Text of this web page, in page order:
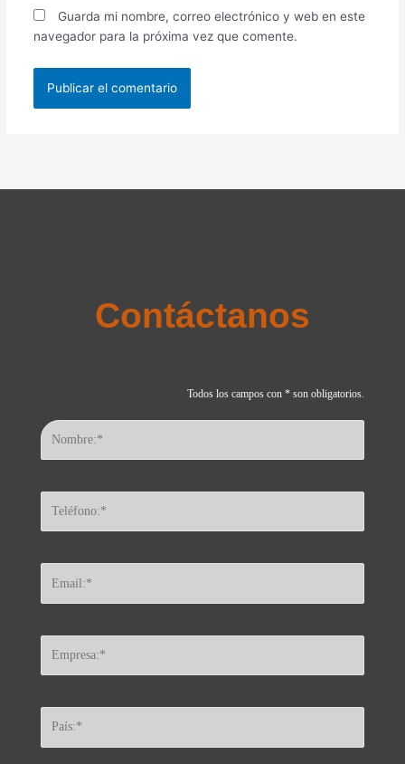
Guarda mi nombre, correo electrónico y web en este
navegador para la próxima vez que comente.
Contáctanos
Todos los campos con * son obligatorios.